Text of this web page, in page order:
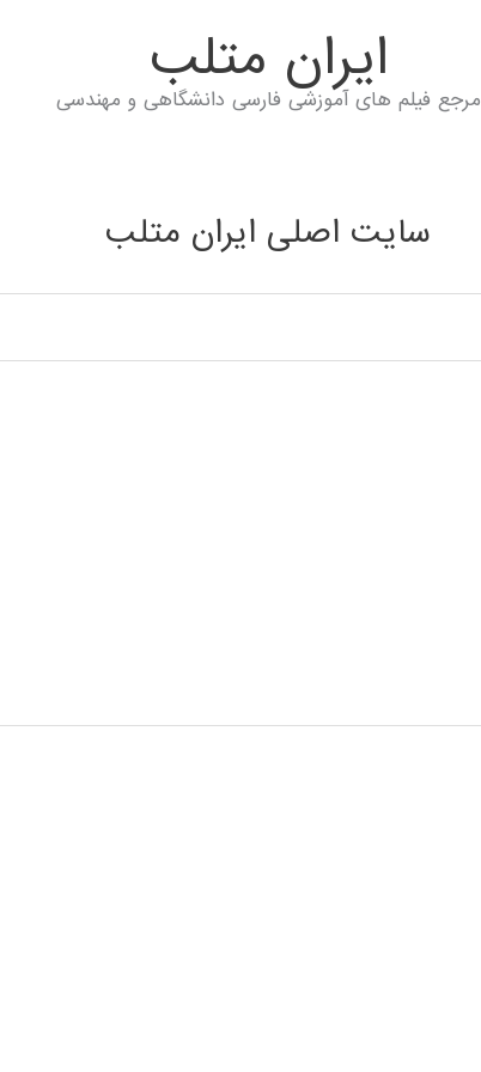
ايران متلب
مرجع فیلم های آموزشی فارسی دانشگاهی و مهندسی
سایت اصلی ایران متلب